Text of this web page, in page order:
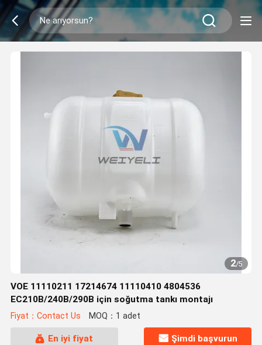
2/5
VOE 11110211 17214674 11110410 4804536
EC210B/240B/290B için soğutma tankı montajı
Fiyat：Contact Us MOQ：1 adet
En iyi fiyat Şimdi başvurun